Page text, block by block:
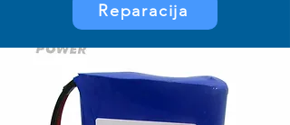
Reparacija